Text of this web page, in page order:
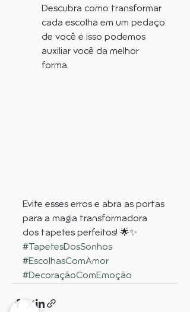
Descubra como transformar
cada escolha em um pedaço
de você e isso podemos
auxiliar você da melhor
forma.
Evite esses erros e abra as portas
para a magia transformadora
dos tapetes perfeitos! 🌟✨
#TapetesDosSonhos
#EscolhasComAmor
#DecoraçãoComEmoção